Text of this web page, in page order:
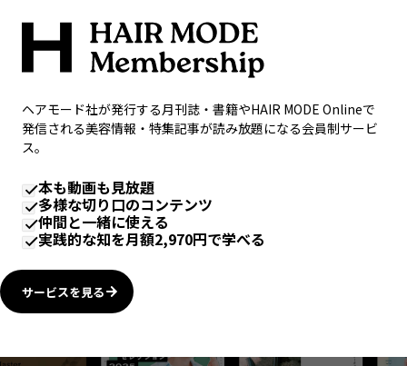
ヘアモード社が発行する月刊誌・書籍やHAIR MODE Onlineで
発信される美容情報・特集記事が読み放題になる会員制サービ
ス。
本も動画も見放題
多様な切り口のコンテンツ
仲間と一緒に使える
実践的な知を月額2,970円で学べる
サービスを見る